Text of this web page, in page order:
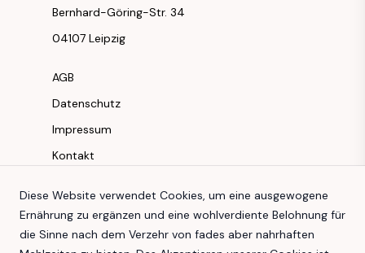
Bernhard-Göring-Str. 34
04107 Leipzig
AGB
Datenschutz
Impressum
Kontakt
Instagram
Facebook
Youtube
Diese Website verwendet Cookies, um eine ausgewogene
Ernährung zu ergänzen und eine wohlverdiente Belohnung für
die Sinne nach dem Verzehr von fades aber nahrhaften